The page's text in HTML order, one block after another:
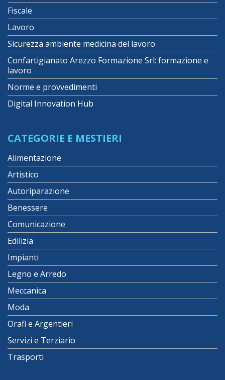
Fiscale
Lavoro
Sicurezza ambiente medicina del lavoro
Confartigianato Arezzo Formazione Srl: formazione e
lavoro
Norme e provvedimenti
Digital Innovation Hub
CATEGORIE E MESTIERI
Alimentazione
Artistico
Autoriparazione
Benessere
Comunicazione
Edilizia
Impianti
Legno e Arredo
Meccanica
Moda
Orafi e Argentieri
Servizi e Terziario
Trasporti